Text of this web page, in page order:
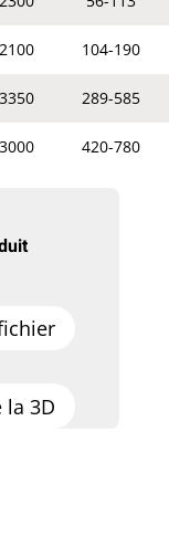
2100 104-190
3350 289-585
3000 420-780
la 3D